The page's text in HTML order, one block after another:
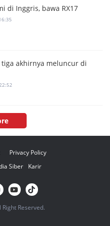
di Inggris, bawa RX17
akhirnya meluncur di
Privacy Policy
Siber
Karir
Reserved.